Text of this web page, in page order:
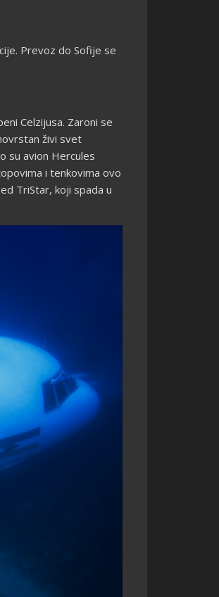
Prevoz do Sofije se
Celzijusa. Zaroni se
živi svet
su avion Hercules
i tenkovima ovo
TriStar, koji spada u